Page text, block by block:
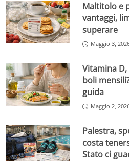
Maltitolo e
vantaggi,
superare
Maggio 3,
Vitamina
boli
guida
Maggio 2,
Palestra,
costa
Stato ci